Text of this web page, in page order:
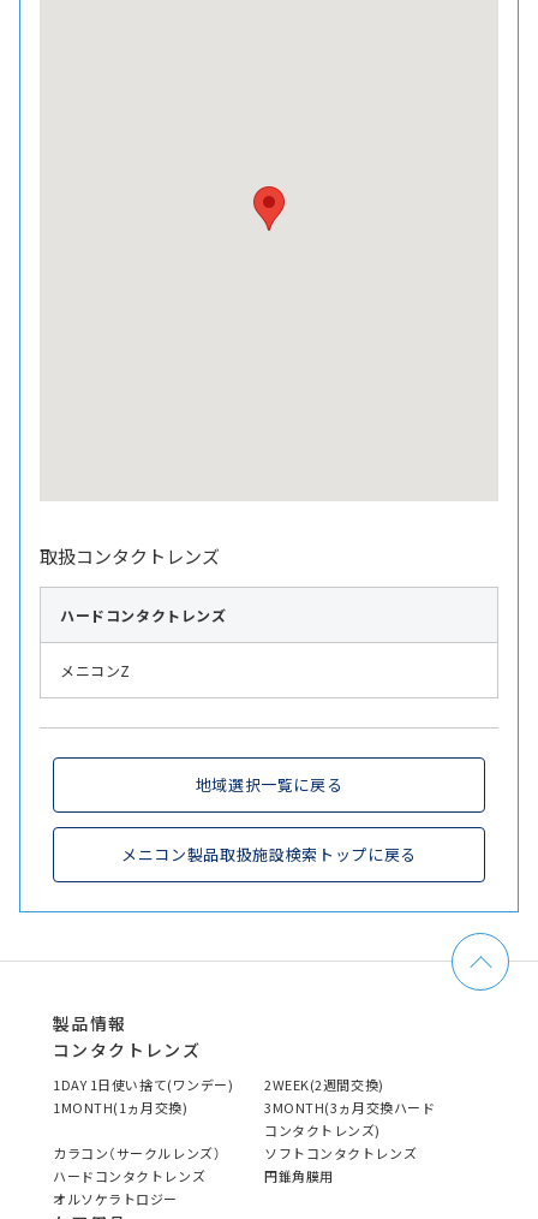
取扱コンタクトレンズ
ハード コンタクトレンズ
メニコンZ
地域選択一覧に戻る
メニコン製品取扱施設検索トップに戻る
製品情報
コンタクトレンズ
1DAY 1日使い捨て(ワンデー)
2WEEK(2週間交換)
1MONTH(1ヵ月交換)
3MONTH(3ヵ月交換ハード
コンタクトレンズ)
カラコン（サークルレンズ）
ソフトコンタクトレンズ
ハードコンタクトレンズ
円錐角膜用
オルソケラトロジー